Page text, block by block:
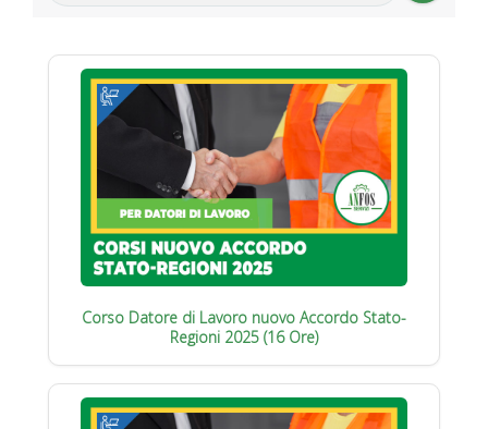
Corso Datore di Lavoro nuovo Accordo Stato-
Regioni 2025 (16 Ore)